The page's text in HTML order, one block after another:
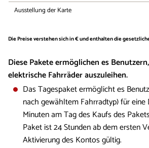
Ausstellung der Karte
Die Preise verstehen sich in € und enthalten die
Diese Pakete ermöglichen es
elektrische Fahrräder auszuleihen.
Das Tagespaket ermöglicht es
nach gewähltem Fahrradtyp) für eine
Minuten am Tag des Kaufs des
Paket ist 24 Stunden ab dem ersten
Aktivierung des Kontos gültig.